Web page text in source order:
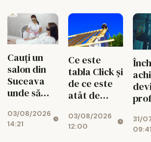
What Is
Dokie?
Cauți un
salon din
Suceava
unde să
definitivă?
Află despre
03/08/2026
14:21
Ce este
tabla Click și
de ce este
atât de
construcțiile
moderne
03/08/2026
12:00
31/
09:41